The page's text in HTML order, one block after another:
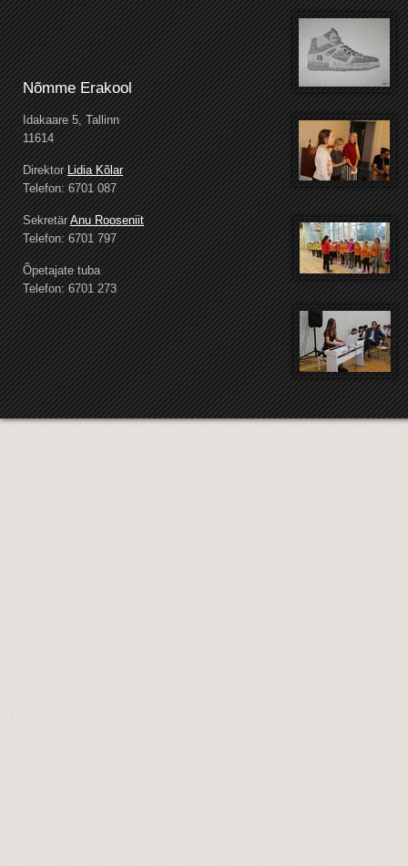
Nõmme Erakool
Idakaare 5, Tallinn
11614
DirektorLidia Kõlar
Telefon: 6701 087
SekretärAnu Rooseniit
Telefon: 6701 797
Õpetajate tuba
Telefon: 6701 273